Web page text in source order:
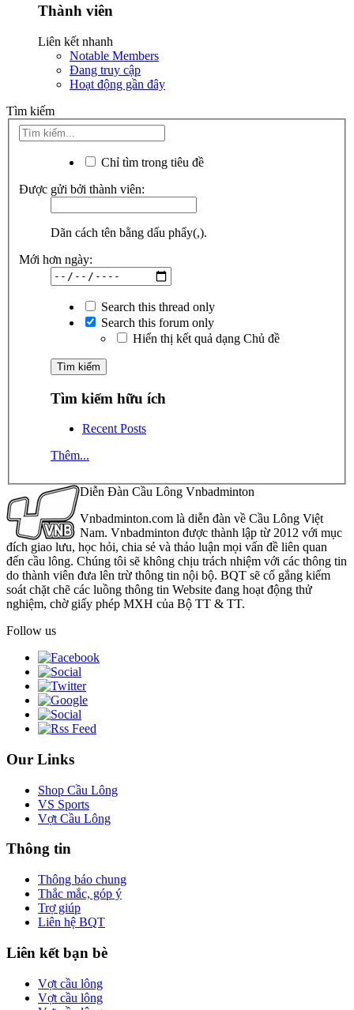
Thành viên
Liên kết nhanh
Notable Members
Đang truy cập
Hoạt động gần đây
Tìm kiếm
Chỉ tìm trong tiêu đề
Được gửi bởi thành viên:
Dãn cách tên bằng dấu phẩy(,).
Mới hơn ngày:
Search this thread only
Search this forum only
Hiển thị kết quả dạng Chủ đề
Tìm kiếm hữu ích
Recent Posts
Thêm...
Diễn Đàn Cầu Lông Vnbadminton
Vnbadminton.com là diễn đàn về Cầu Lông Việt
Nam. Vnbadminton được thành lập từ 2012 với mục
đích giao lưu, học hỏi, chia sẻ và thảo luận mọi vấn đề liên quan
đến cầu lông. Chúng tôi sẽ không chịu trách nhiệm với các thông tin
do thành viên đưa lên trừ thông tin nội bộ. BQT sẽ cố gắng kiểm
soát chặt chẽ các luồng thông tin Website đang hoạt động thử
nghiệm, chờ giấy phép MXH của Bộ TT & TT.
Follow us
Our Links
Shop Cầu Lông
VS Sports
Vợt Cầu Lông
Thông tin
Thông báo chung
Thắc mắc, góp ý
Trợ giúp
Liên hệ BQT
Liên kết bạn bè
Vợt cầu lông
Vợt cầu lông